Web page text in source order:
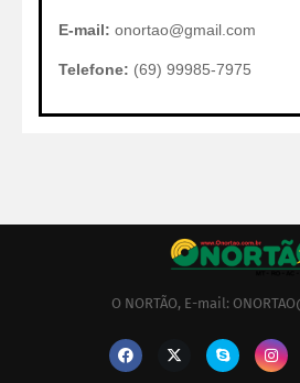
E-mail: onortao@gmail.com
Telefone: (69) 99985-7975
O NORTÃO, E-mail: